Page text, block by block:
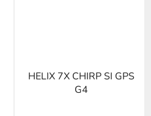
HELIX 7X CHIRP SI GPS
G4